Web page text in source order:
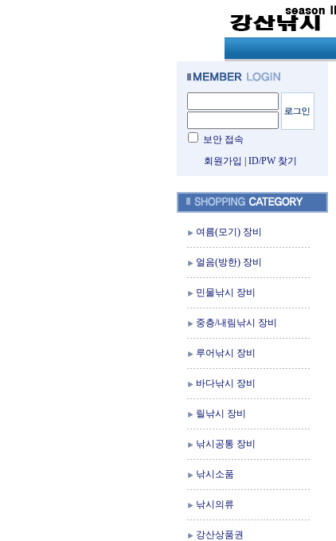
보안 접속
회원가입
ID/PW 찾기
여름(모기) 장비
얼음(방한) 장비
민물낚시 장비
중층/내림낚시 장비
루어낚시 장비
바다낚시 장비
릴낚시 장비
낚시공통 장비
낚시소품
낚시의류
강산상품권